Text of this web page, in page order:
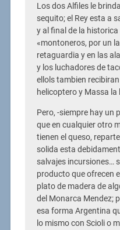
Los dos Alfiles le
sequito; el Rey esta a
y al final de la
«montoneros, por un
retaguardia y en las
y los luchadores de
ellols tambien
helicoptero y Massa la
Pero, -siempre hay un
que en cualquier otro
tienen el queso,
solida esta
salvajes incursiones…
producto que ofrecen
plato de madera de
del Monarca Mendez;
esa forma Argentina
lo mismo con Scioli o